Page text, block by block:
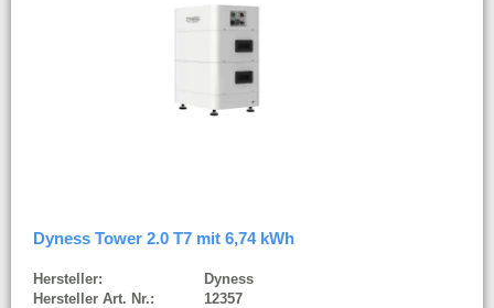
Dyness Tower 2.0 T7 mit 6,74 kWh
Hersteller:
Dyness
Hersteller Art. Nr.:
12357